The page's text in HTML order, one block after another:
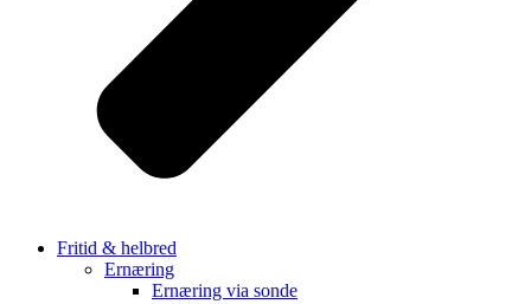
Fritid & helbred
Ernæring
Ernæring via sonde